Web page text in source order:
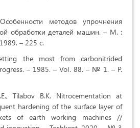
методов упрочнения
обработки деталей машин. – М. :
– 225 с.
the most from carbonitrided
– 1985. – Vol. 88. – № 1. – P.
Tilabov B.K. Nitrocementation at
hardening of the surface layer of
of earth working machines //